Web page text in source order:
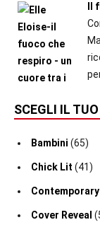
Il
SCEGLI IL
Bambini (65)
Chick Lit (41)
Cover Reveal